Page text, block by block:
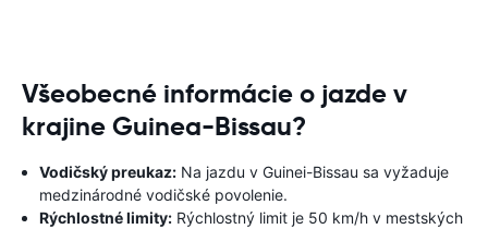
Všeobecné informácie o jazde v
krajine Guinea-Bissau?
Vodičský preukaz: Na jazdu v Guinei-Bissau sa vyžaduje
medzinárodné vodičské povolenie.
Rýchlostné limity: Rýchlostný limit je 50 km/h v mestských